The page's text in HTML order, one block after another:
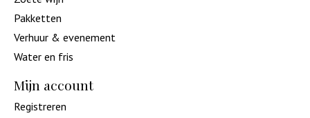
Pakketten
Verhuur & evenement
Water en fris
Mijn account
Registreren